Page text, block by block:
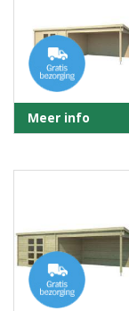
Meer info